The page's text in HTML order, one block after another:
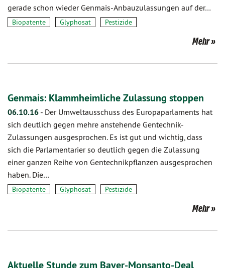
gerade schon wieder Genmais-Anbauzulassungen auf der…
Biopatente Glyphosat Pestizide
Mehr
Genmais: Klammheimliche Zulassung stoppen
06.10.16 - Der Umweltausschuss des Europaparlaments hat
sich deutlich gegen mehre anstehende Gentechnik-
Zulassungen ausgesprochen. Es ist gut und wichtig, dass
sich die Parlamentarier so deutlich gegen die Zulassung
einer ganzen Reihe von Gentechnikpflanzen ausgesprochen
haben. Die…
Biopatente Glyphosat Pestizide
Mehr
Aktuelle Stunde zum Bayer-Monsanto-Deal